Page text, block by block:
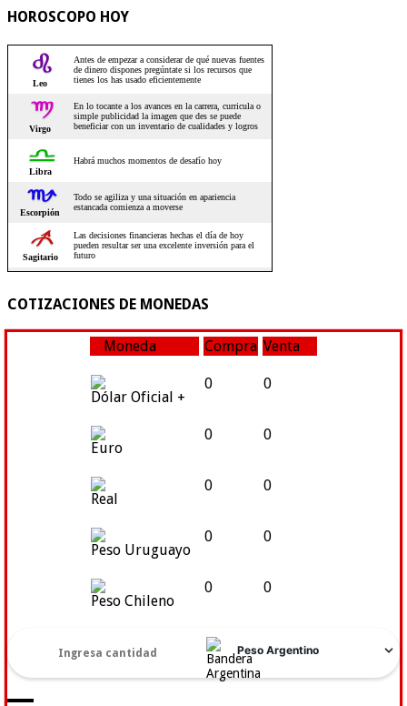
HOROSCOPO HOY
COTIZACIONES DE MONEDAS
Moneda Compra Venta
Dólar Oficial +
0 0
Euro
0 0
Real
0 0
Peso Uruguayo
0 0
Peso Chileno
0 0